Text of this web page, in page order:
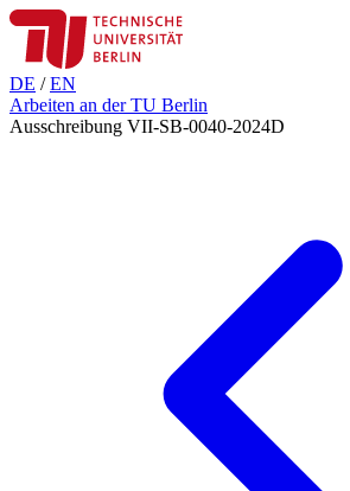
DE /EN
Arbeiten an der TU Berlin
Ausschreibung VII-SB-0040-2024D